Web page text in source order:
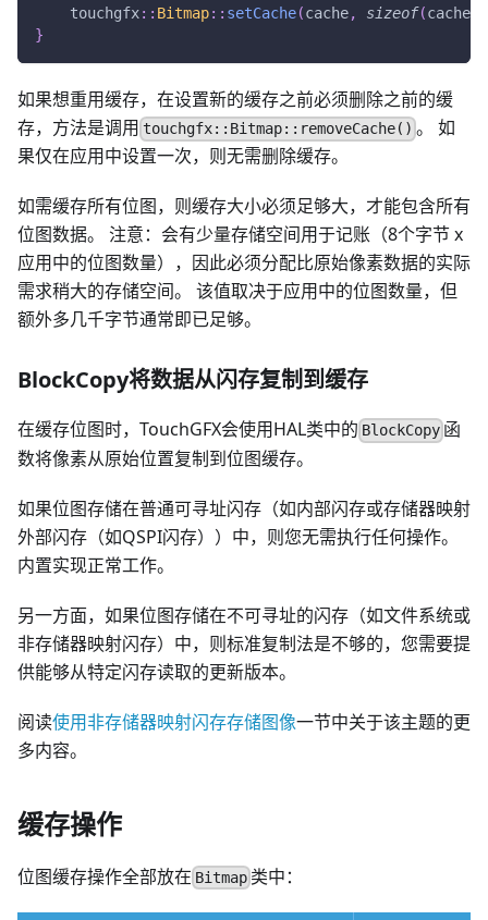
    touchgfx
:: Bitmap:: setCache(cache, sizeof(cache
}
如果想重用缓存，在设置新的缓存之前必须删除之前的缓
存，方法是调用 touchgfx::Bitmap::removeCache() 。 如
果仅在应用中设置一次，则无需删除缓存。
如需缓存所有位图，则缓存大小必须足够大，才能包含所有
位图数据。 注意：会有少量存储空间用于记账（8个字节 x
应用中的位图数量），因此必须分配比原始像素数据的实际
需求稍大的存储空间。 该值取决于应用中的位图数量，但
额外多几千字节通常即已足够。
BlockCopy将数据从闪存复制到缓存
在缓存位图时，TouchGFX会使用HAL类中的 BlockCopy 函
数将像素从原始位置复制到位图缓存。
如果位图存储在普通可寻址闪存（如内部闪存或存储器映射
外部闪存（如QSPI闪存））中，则您无需执行任何操作。
内置实现正常工作。
另一方面，如果位图存储在不可寻址的闪存（如文件系统或
非存储器映射闪存）中，则标准复制法是不够的，您需要提
供能够从特定闪存读取的更新版本。
阅读使用非存储器映射闪存存储图像一节中关于该主题的更
多内容。
缓存操作
位图缓存操作全部放在 Bitmap 类中：